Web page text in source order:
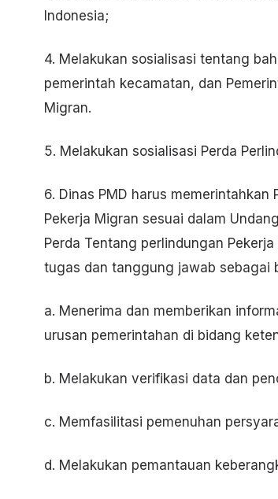
Indonesia;
4. Melakukan sosialisasi tentang
pemerintah kecamatan, dan
Migran.
5. Melakukan sosialisasi Perda
6. Dinas PMD harus
Pekerja Migran sesuai dalam
Perda Tentang perlindungan
tugas dan tanggung jawab sebagai
a. Menerima dan memberikan
urusan pemerintahan di bidang
b. Melakukan verifikasi data dan
c. Memfasilitasi pemenuhan
d. Melakukan pemantauan